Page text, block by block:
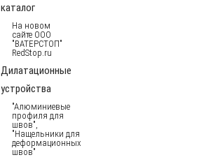
каталог
На новом
сайте ООО
"ВАТЕРСТОП"
RedStop.ru
Дилатационные
устройства
"Алюминиевые
профиля для
швов",
"Нащельники для
деформационных
швов"